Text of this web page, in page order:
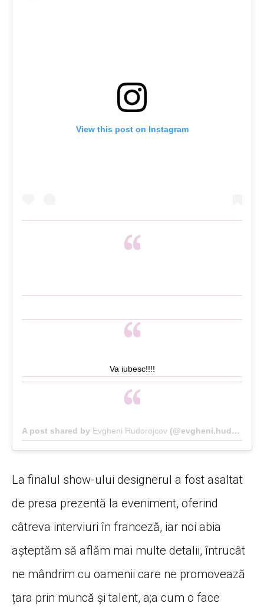
View this post on Instagram
Va iubesc!!!!
A post shared by Evgheni Hudorojcov (@evgheni.hudorojcov) on
La finalul show-ului designerul a fost asaltat
de presa prezentă la eveniment, oferind
câtreva interviuri în franceză, iar noi abia
așteptăm să aflăm mai multe detalii, întrucât
ne mândrim cu oamenii care ne promovează
țara prin muncă și talent, a;a cum o face